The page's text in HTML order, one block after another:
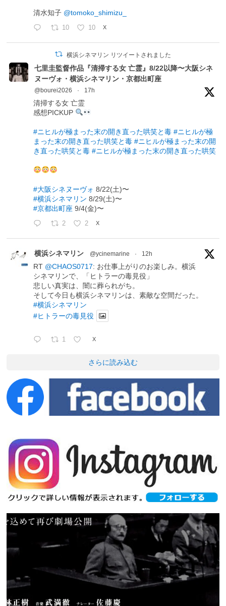
清水知子 @tomoko_shimizu_
10 10 X
横浜シネマリン リツイートされました
七里圭監督作品『清掃する女 亡霊』8/22以降〜大阪シネ
ヌーヴォ・横浜シネマリン・京都出町座
@bourei2026 · 17h
清掃する女 亡霊
感想PICKUP
#ニヒルが極まった末の開き直った哄笑と毒 #ニヒルが極
まった末の開き直った哄笑と毒 #ニヒルが極まった末の開
き直った哄笑と毒 #ニヒルが極まった末の開き直った哄笑
#大阪シネヌーヴォ 8/22(土)〜
#横浜シネマリン 8/29(土)〜
#京都出町座 9/4(金)〜
2 2 X
横浜シネマリン @ycinemarine · 12h
RT @CHAOS0717: お仕事上がりのお楽しみ。横浜
シネマリンで、「ヒトラーの毒見役」
悲しい真実は、闇に葬られがち。
そして今日も横浜シネマリンは、素敵な空間だった。
#横浜シネマリン
#ヒトラーの毒見役
1 X
さらに読み込む